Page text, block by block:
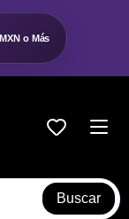
o Más
Buscar